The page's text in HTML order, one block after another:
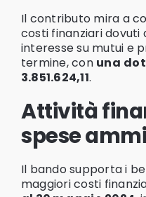
Il contributo mira a
costi finanziari dovuti
interesse su mutui e
termine, con una
3.851.624,11.
Attività
spese
Il bando supporta i
maggiori costi